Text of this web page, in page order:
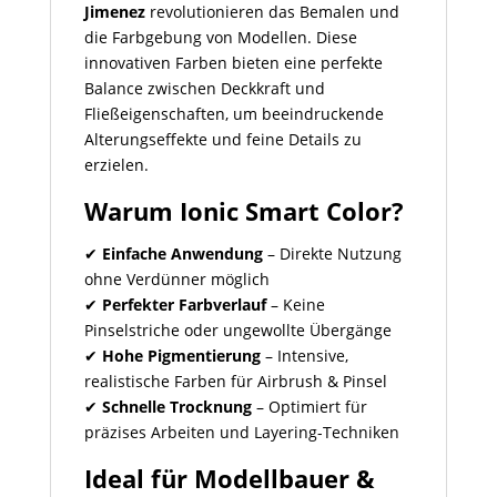
Jimenezrevolutionieren das Bemalen und
die Farbgebung von Modellen. Diese
innovativen Farben bieten eine perfekte
Balance zwischen Deckkraft und
Fließeigenschaften, um beeindruckende
Alterungseffekte und feine Details zu
erzielen.
Warum Ionic Smart Color?
✔ Einfache Anwendung– Direkte Nutzung
ohne Verdünner möglich
✔ Perfekter Farbverlauf– Keine
Pinselstriche oder ungewollte Übergänge
✔ Hohe Pigmentierung– Intensive,
realistische Farben für Airbrush & Pinsel
✔ Schnelle Trocknung– Optimiert für
präzises Arbeiten und Layering-Techniken
Ideal für Modellbauer &